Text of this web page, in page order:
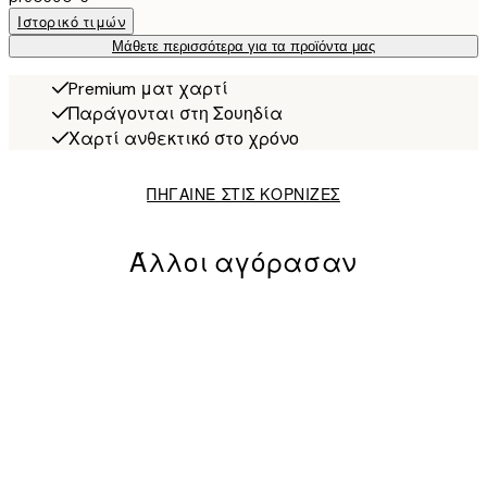
Ιστορικό τιμών
Μάθετε περισσότερα για τα προϊόντα μας
Premium ματ χαρτί
Παράγονται στη Σουηδία
Χαρτί ανθεκτικό στο χρόνο
ΠΗΓΑΙΝΕ ΣΤΙΣ ΚΟΡΝΙΖΕΣ
Άλλοι αγόρασαν